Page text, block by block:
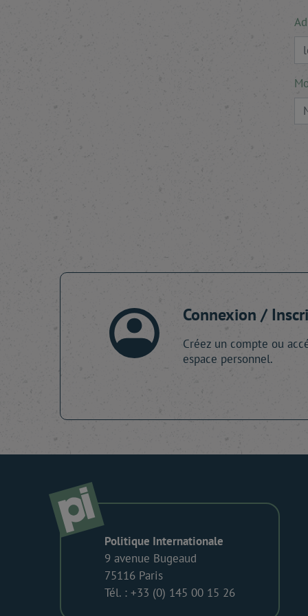
Connexion /
Créez un compte ou
espace personnel.
Politique Internationale
9 avenue Bugeaud
75116 Paris
Tél. : +33 (0) 145 00 15 26